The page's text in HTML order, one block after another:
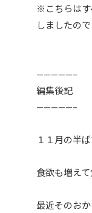
※こちらはす
しましたの
—————–
編集後記
—————–
１１月の半
食欲も増え
最近そのおか